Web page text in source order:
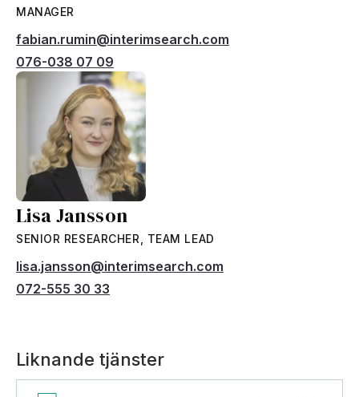
MANAGER
fabian.rumin@interimsearch.com
076-038 07 09
Lisa Jansson
SENIOR RESEARCHER, TEAM LEAD
lisa.jansson@interimsearch.com
072-555 30 33
Liknande tjänster